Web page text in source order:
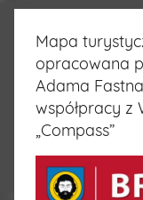
Mapa
opracowana
Adama
współpracy z
„Compass”